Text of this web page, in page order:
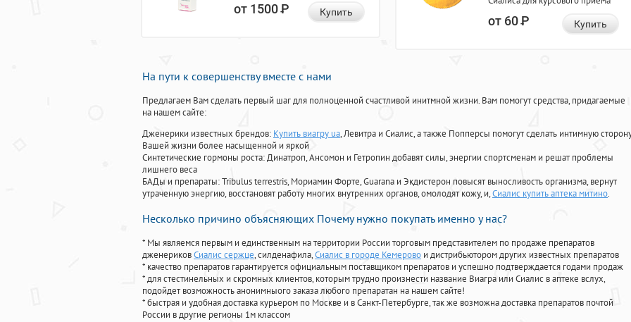
от 1500Р Купить
от 60Р Купить
На пути к совершенству вместе с нами
Предлагаем Вам сделать первый шаг для полноценной счастливой инитмной жизни. Вам помогут средства, придагаемые
на нашем сайте:
Дженерики известных брендов: Купить виагру ua, Левитра и Сиалис, а также Попперсы помогут сделать интимную
Вашей жизни более насыщенной и яркой
Синтетические гормоны роста: Динатроп, Ансомон и Гетропин добавят силы, энергии спортсменам и решат проблемы
лишнего веса
БАДы и препараты:Tribulus terrestris, Мориамин Форте, Guarana и Экдистерон повысят выносливость организма, вернут
утраченную энергию, восстановят работу многих внутренних органов, омолодят кожу, и,Сиалис купить аптека митино.
Несколько причино объясняющих Почему нужно покупать именно у нас?
* Мы являемся первым и единственным на территории России торговым представителем по продаже препаратов
дженериковСиалис сержце, силденафила,Сиалис в городе Кемерово и дистрибьютором других известных препаратов
* качество препаратов гарантируется официальным поставщиком препаратов и успешно подтверждается годами продаж
* для стестинельных и скромных клиентов, которым трудно произнести название Виагра или Сиалис в аптеке вслух,
подойдет возможность анонимныого заказа любого препаратан на нашем сайте!
* быстрая и удобная доставка курьером по Москве и в Санкт-Петербурге, так же возможна доставка препаратов почтой
России в другие регионы 1м классом